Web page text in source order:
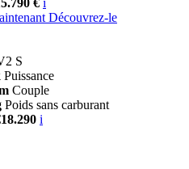
Découvrez-le
S
Puissance
Couple
Poids sans carburant
i